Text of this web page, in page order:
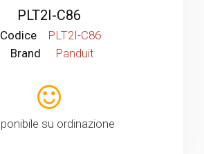
PLT2I-C86
Codice
PLT2I-C86
Brand
Panduit
su ordinazione